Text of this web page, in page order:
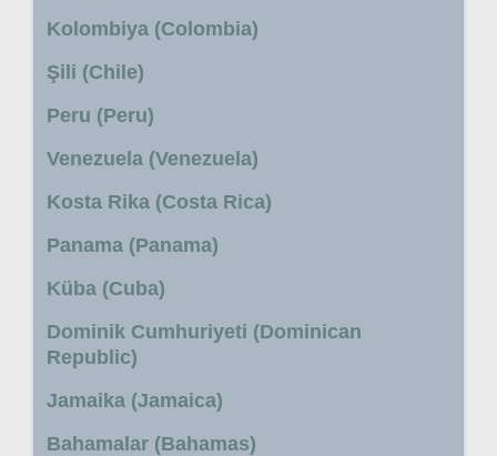
Kolombiya (Colombia)
Şili (Chile)
Peru (Peru)
Venezuela (Venezuela)
Kosta Rika (Costa Rica)
Panama (Panama)
Küba (Cuba)
Dominik Cumhuriyeti (Dominican
Republic)
Jamaika (Jamaica)
Bahamalar (Bahamas)